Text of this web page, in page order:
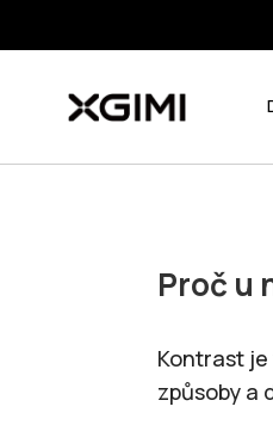
Proč u
Kontrast
způsoby a